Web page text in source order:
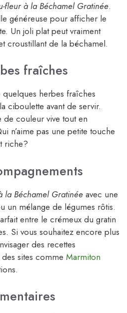
fleur à la Béchamel Gratinée.
généreuse pour afficher le
Un joli plat peut vraiment
croustillant de la béchamel.
fraîches
herbes fraîches
ciboulette avant de servir.
de couleur vive tout en
n’aime pas une petite touche
riche?
la Béchamel Gratinée avec une
un mélange de légumes rôtis.
entre le crémeux du gratin
Si vous souhaitez encore plus
des recettes
sites comme Marmiton